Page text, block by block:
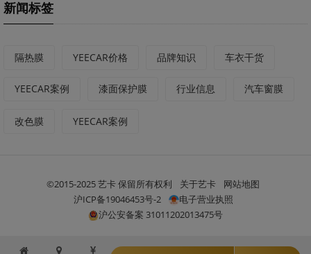
新闻标签
隔热膜 YEECAR价格 品牌知识 车衣干货
YEECAR案例 漆面保护膜 行业信息 汽车窗膜
改色膜 YEECAR案例
©2015-2025 艺卡 保留所有权利 关于艺卡
网站地图
沪ICP备19046453号-2
电子营业执照
沪公安备案 31011202013475号